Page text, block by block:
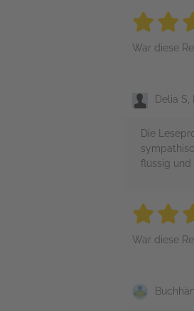
5
War diese
Delia S,
Die
flüssig und
5
War diese